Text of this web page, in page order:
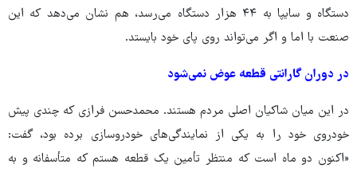
دستگاه و سایپا به ۴۴ هزار دستگاه می‌رسد، هم نشان می‌دهد که این
صنعت با اما و اگر می‌تواند روی پای خود بایستد.
در دوران گارانتی قطعه عوض نمی‌شود
در این میان شاکیان اصلی مردم هستند. محمدحسن فرازی که چندی پیش
خودروی خود را به یکی از نمایندگی‌های خودروسازی برده بود، گفت:
«اکنون دو ماه است که منتظر تأمین یک قطعه هستم که متأسفانه و به